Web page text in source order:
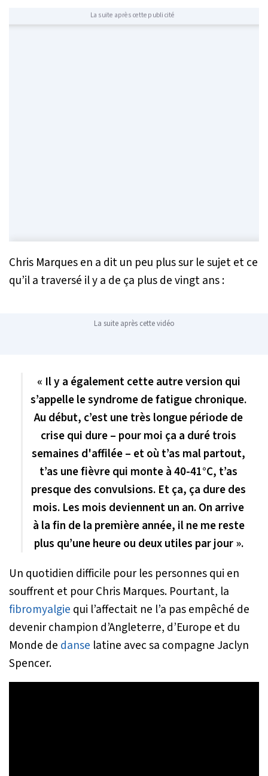
La suite après cette publicité
Chris Marques en a dit un peu plus sur le sujet et ce
qu’il a traversé il y a de ça plus de vingt ans :
La suite après cette vidéo
« Il y a également cette autre version qui
s’appelle le syndrome de fatigue chronique.
Au début, c’est une très longue période de
crise qui dure – pour moi ça a duré trois
semaines d'affilée – et où t’as mal partout,
t’as une fièvre qui monte à 40-41°C, t’as
presque des convulsions. Et ça, ça dure des
mois. Les mois deviennent un an. On arrive
à la fin de la première année, il ne me reste
plus qu’une heure ou deux utiles par jour ».
Un quotidien difficile pour les personnes qui en
souffrent et pour Chris Marques. Pourtant, la
fibromyalgie qui l’affectait ne l’a pas empêché de
devenir champion d’Angleterre, d’Europe et du
Monde de danse latine avec sa compagne Jaclyn
Spencer.